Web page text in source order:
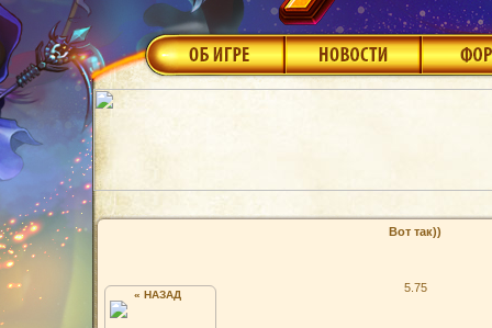
Вот так))
5.75
« НАЗАД